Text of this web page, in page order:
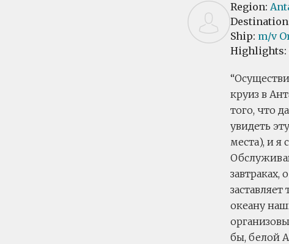
Region:
Ship: m/v
Highlights:
круиз в
того, что
увидеть
места), и я
завтраках,
океану
бы, белой